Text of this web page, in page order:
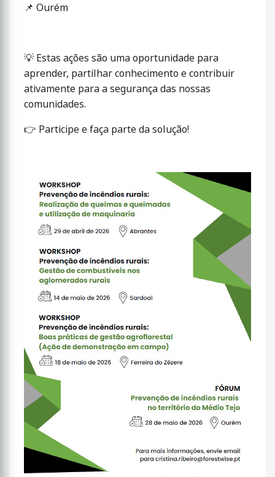
📌 Ourém
💡 Estas ações são uma oportunidade para
aprender, partilhar conhecimento e contribuir
ativamente para a segurança das nossas
comunidades.
👉 Participe e faça parte da solução!